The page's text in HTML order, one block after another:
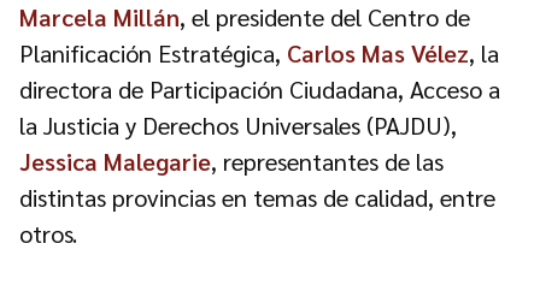
Marcela Millán, el presidente del Centro de
Planificación Estratégica, Carlos Mas Vélez, la
directora de Participación Ciudadana, Acceso a
la Justicia y Derechos Universales (PAJDU),
Jessica Malegarie, representantes de las
distintas provincias en temas de calidad, entre
otros.